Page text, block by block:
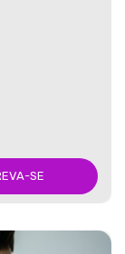
SE